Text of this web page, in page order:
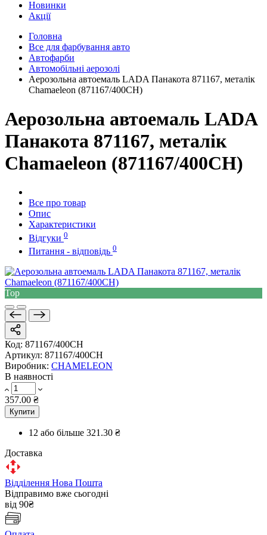
Новинки
Акції
Головна
Все для фарбування авто
Автофарби
Автомобільні аерозолі
Аерозольна автоемаль LADA Панакота 871167, металік
Chamaeleon (871167/400CH)
Аерозольна автоемаль LADA
Панакота 871167, металік
Chamaeleon (871167/400CH)
Все про товар
Опис
Характеристики
Відгуки 0
Питання - відповідь 0
Top
Код: 871167/400CH
Артикул: 871167/400CH
Виробник: CHAMELEON
В наявності
357.00 ₴
Купити
12 або більше 321.30 ₴
Доставка
Відділення Нова Пошта
Відправимо вже сьогодні
від 90₴